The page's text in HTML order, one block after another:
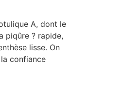
A, dont le
piqûre ? rapide,
lisse. On
confiance